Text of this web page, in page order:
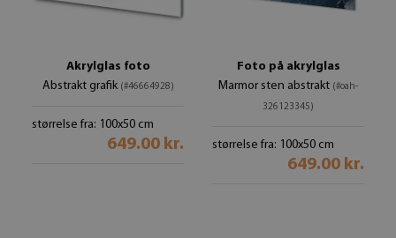
Akrylglas foto
Abstrakt grafik (#46664928)
størrelse fra: 100x50 cm
649.00 kr.
Foto på akrylglas
Marmor sten abstrakt (#oah-
326123345)
størrelse fra: 100x50 cm
649.00 kr.